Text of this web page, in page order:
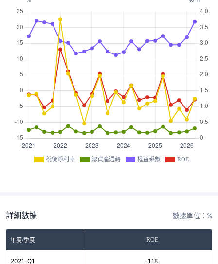
稅後淨利率 總資產週轉 權益乘數 ROE
詳細數據 數據單位：%
年度/季度 ROE
2021-Q1 -1.18